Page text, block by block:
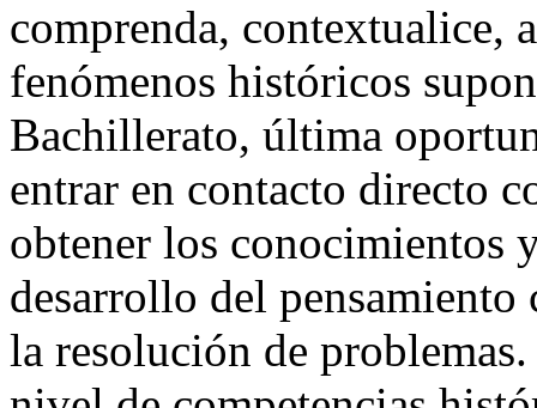
comprenda, contextualice,
fenómenos históricos
Bachillerato, última
entrar en contacto directo
obtener los conocimientos
desarrollo del
la resolución de